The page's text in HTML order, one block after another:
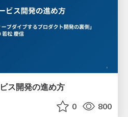
ス開発の進め方
0 800